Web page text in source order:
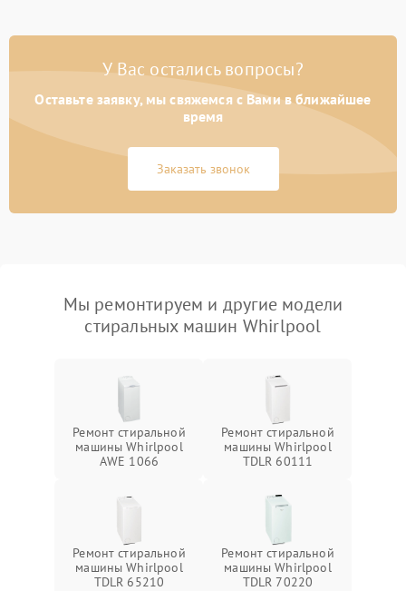
У Вас остались вопросы?
Оставьте заявку, мы свяжемся с Вами в ближайшее
время
Заказать звонок
Мы ремонтируем и другие модели
стиральных машин Whirlpool
Ремонт стиральной
машины Whirlpool
AWE 1066
Ремонт стиральной
машины Whirlpool
TDLR 60111
Ремонт стиральной
машины Whirlpool
TDLR 65210
Ремонт стиральной
машины Whirlpool
TDLR 70220